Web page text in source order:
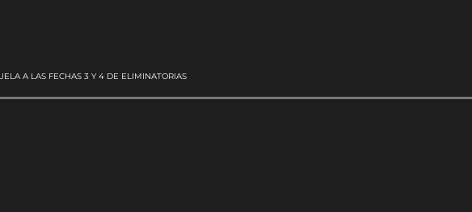
A LAS FECHAS 3 Y 4 DE ELIMINATORIAS